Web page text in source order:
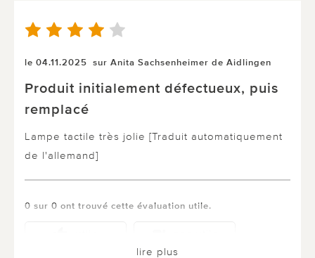
le 04.11.2025 sur Anita Sachsenheimer de Aidlingen
Produit initialement défectueux, puis
remplacé
Lampe tactile très jolie [Traduit automatiquement
de l'allemand]
0 sur 0 ont trouvé cette évaluation utile.
lire plus